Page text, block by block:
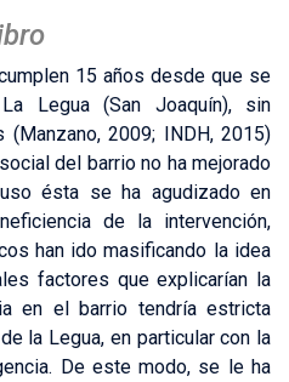
15 años desde que se
Legua (San Joaquín), sin
2009; INDH, 2015)
del barrio no ha mejorado
ésta se ha agudizado en
de la intervención,
han ido masificando la idea
factores que explicarían la
en el barrio tendría estricta
la Legua, en particular con la
De este modo, se le ha